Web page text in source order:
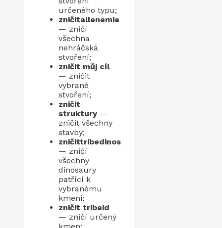
určeného typu;
zničitallenemie
— zničí
všechna
nehráčská
stvoření;
zničit můj cíl
— zničit
vybrané
stvoření;
zničit
struktury —
zničit všechny
stavby;
zničittribedinos
— zničí
všechny
dinosaury
patřící k
vybranému
kmeni;
zničit tribeid
— zničí určený